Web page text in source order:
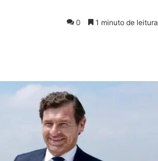
0 1 minuto de leitura